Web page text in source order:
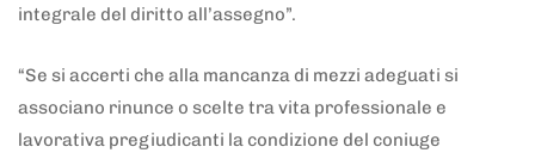
integrale del diritto all’assegno”.
“Se si accerti che alla mancanza di mezzi adeguati si
associano rinunce o scelte tra vita professionale e
lavorativa pregiudicanti la condizione del coniuge